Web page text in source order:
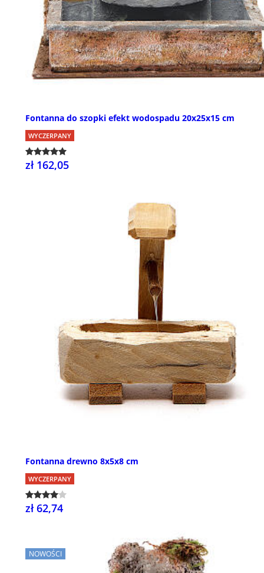
Fontanna do szopki efekt wodospadu 20x25x15 cm
WYCZERPANY
zł 162,05
Fontanna drewno 8x5x8 cm
WYCZERPANY
zł 62,74
NOWOŚCI